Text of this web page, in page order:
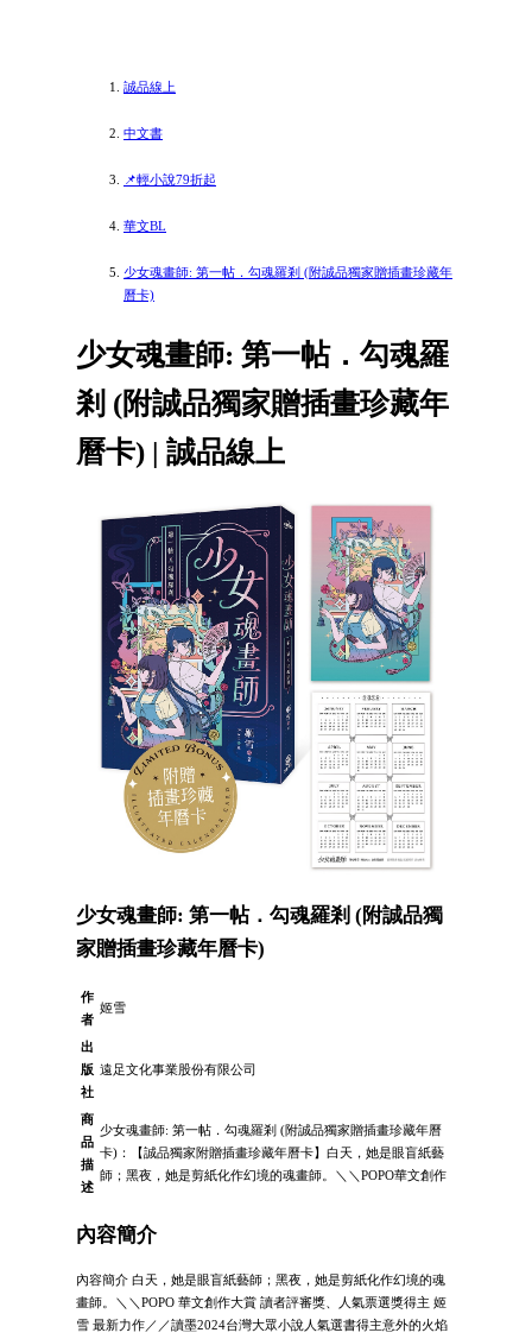
誠品線上
中文書
📌輕小說79折起
華文BL
少女魂畫師: 第一帖．勾魂羅剎 (附誠品獨家贈插畫珍藏年
曆卡)
少女魂畫師: 第一帖．勾魂羅
剎 (附誠品獨家贈插畫珍藏年
曆卡) | 誠品線上
少女魂畫師: 第一帖．勾魂羅剎 (附誠品獨
家贈插畫珍藏年曆卡)
作
者
姬雪
出
版
社
遠足文化事業股份有限公司
商
品
描
述
少女魂畫師: 第一帖．勾魂羅剎 (附誠品獨家贈插畫珍藏年曆
卡)：【誠品獨家附贈插畫珍藏年曆卡】白天，她是眼盲紙藝
師；黑夜，她是剪紙化作幻境的魂畫師。＼＼POPO華文創作
內容簡介
內容簡介 白天，她是眼盲紙藝師；黑夜，她是剪紙化作幻境的魂
畫師。＼＼POPO 華文創作大賞 讀者評審獎、人氣票選獎得主 姬
雪 最新力作／／讀墨2024台灣大眾小說人氣選書得主意外的火焰